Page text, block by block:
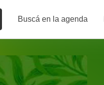
Buscá en la agenda